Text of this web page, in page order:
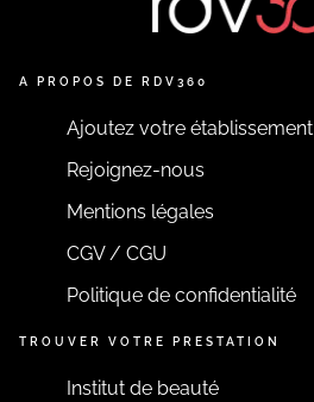
A PROPOS DE RDV360
Ajoutez votre établissement
Rejoignez-nous
Mentions légales
CGV / CGU
Politique de confidentialité
TROUVER VOTRE PRESTATION
Institut de beauté